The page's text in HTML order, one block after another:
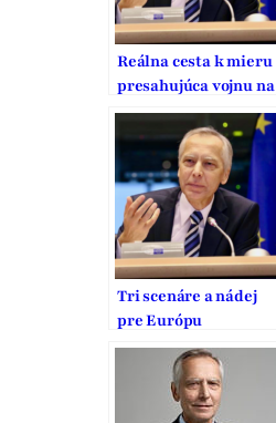
Reálna cesta k mieru
presahujúca vojnu na
Ukrajine
Tri scenáre a nádej
pre Európu